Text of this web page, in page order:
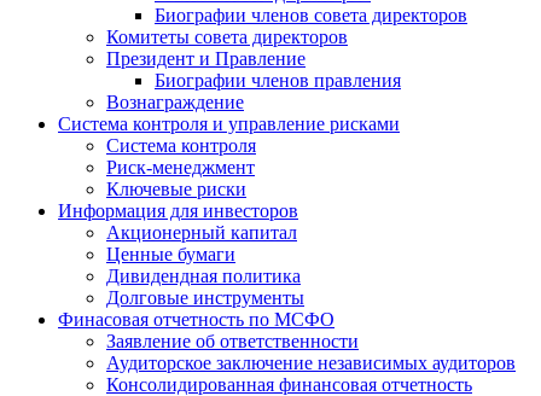
Биографии членов совета директоров
Комитеты совета директоров
Президент и Правление
Биографии членов правления
Вознаграждение
Система контроля и управление рисками
Система контроля
Риск-менеджмент
Ключевые риски
Информация для инвесторов
Акционерный капитал
Ценные бумаги
Дивидендная политика
Долговые инструменты
Финасовая отчетность по МСФО
Заявление об ответственности
Аудиторское заключение независимых аудиторов
Консолидированная финансовая отчетность